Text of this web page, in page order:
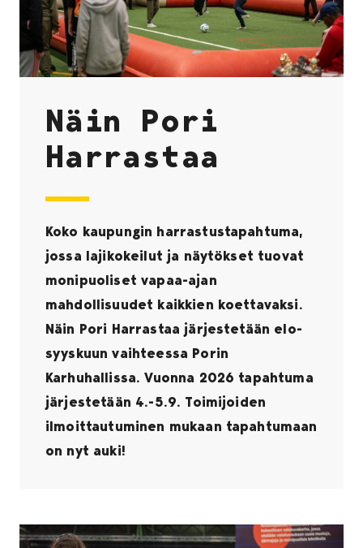
Näin Pori
Harrastaa
Koko kaupungin harrastustapahtuma,
jossa lajikokeilut ja näytökset tuovat
monipuoliset vapaa-ajan
mahdollisuudet kaikkien koettavaksi.
Näin Pori Harrastaa järjestetään elo-
syyskuun vaihteessa Porin
Karhuhallissa. Vuonna 2026 tapahtuma
järjestetään 4.-5.9. Toimijoiden
ilmoittautuminen mukaan tapahtumaan
on nyt auki!